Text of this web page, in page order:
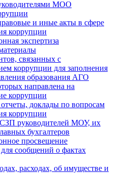
МОО
и иные акты в сфере
коррупции
экспертиза
связанных с
коррупции для заполнения
образования АГО
направлена на
коррупции
доклады по вопросам
коррупции
руководителей МОУ, их
бухгалтеров
просвещение
для сообщений о фактах
расходах, об имуществе и